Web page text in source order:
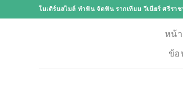
to
โมเดิร์นสไมล์ ทำฟัน จัดฟัน รากเทียม วีเนียร์ ศรีรา
หน้
ข้อ